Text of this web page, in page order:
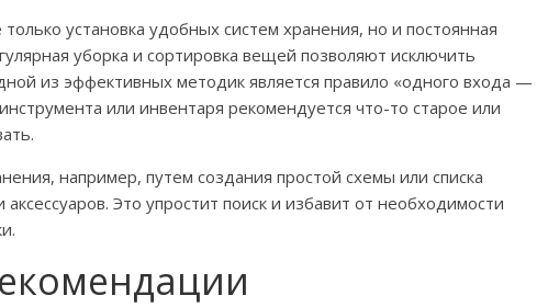
установка удобных систем хранения, но и постоянная
уборка и сортировка вещей позволяют исключить
из эффективных методик является правило «одного входа —
или инвентаря рекомендуется что-то старое или
например, путем создания простой схемы или списка
Это упростит поиск и избавит от необходимости